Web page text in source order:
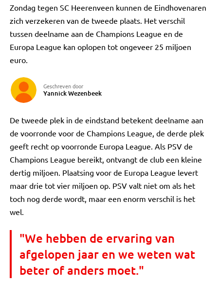
Zondag tegen SC Heerenveen kunnen de Eindhovenaren
zich verzekeren van de tweede plaats. Het verschil
tussen deelname aan de Champions League en de
Europa League kan oplopen tot ongeveer 25 miljoen
euro.
Geschreven door
Yannick Wezenbeek
De tweede plek in de eindstand betekent deelname aan
de voorronde voor de Champions League, de derde plek
geeft recht op voorronde Europa League. Als PSV de
Champions League bereikt, ontvangt de club een kleine
dertig miljoen. Plaatsing voor de Europa League levert
maar drie tot vier miljoen op. PSV valt niet om als het
toch nog derde wordt, maar een enorm verschil is het
wel.
"We hebben de ervaring van
afgelopen jaar en we weten wat
beter of anders moet."